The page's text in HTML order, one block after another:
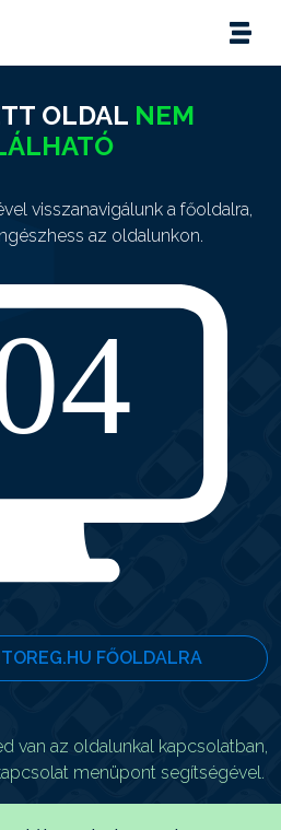
OLDAL NEM
visszanavigálunk a főoldalra,
az oldalunkon.
FŐOLDALRA
van az oldalunkal kapcsolatban,
menüpont segítségével.